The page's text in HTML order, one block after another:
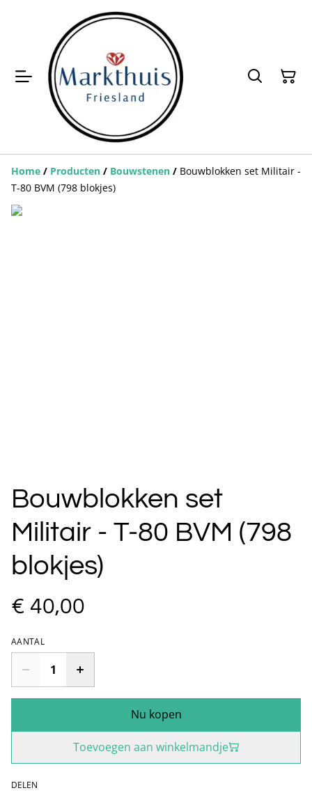
Home / Producten / Bouwstenen / Bouwblokken set Militair -
T-80 BVM (798 blokjes)
Bouwblokken set
Militair - T-80 BVM (798
blokjes)
€ 40,00
AANTAL
Nu kopen
Toevoegen aan winkelmandje
DELEN